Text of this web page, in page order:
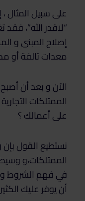
على سبيل المثال
“لاقدر الله”،
إصلاح المبنى و
معدات تالفة أو
الآن و بعد أن
الممتلكات
على أعمالك ؟
نستطيع القول
الممتلكات،و
في فهم الشروط
أن يوفر عليك